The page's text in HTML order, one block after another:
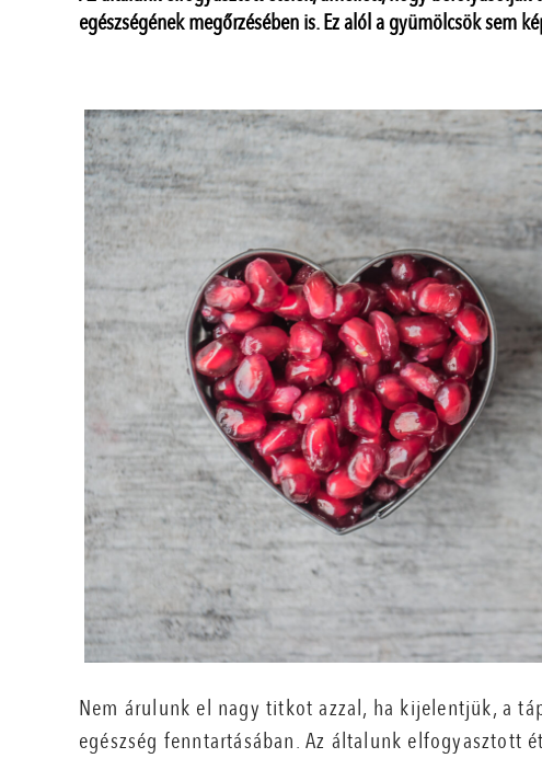
egészségének megőrzésében is. Ez alól a gyümölcsök sem
Nem árulunk el nagy titkot azzal, ha kijelentjük, a
egészség fenntartásában. Az általunk elfogyasztott